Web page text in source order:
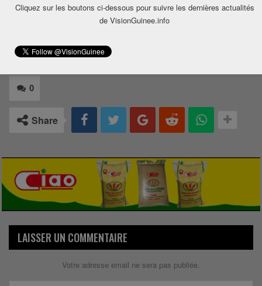
0
Share
LAISSER UN COMMENTAIRE
Votre adresse email ne sera pas publiée.
Cliquez sur les boutons ci-dessous pour suivre les dernières actualités
de VisionGuinee.info